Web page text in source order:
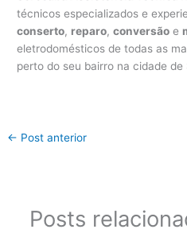
técnicos especializados e
conserto, reparo,conversão e
eletrodomésticos de todas as
perto do seu bairro na cidade de
← Post anterior
Posts